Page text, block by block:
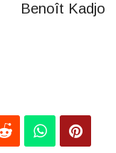
Benoît Kadjo